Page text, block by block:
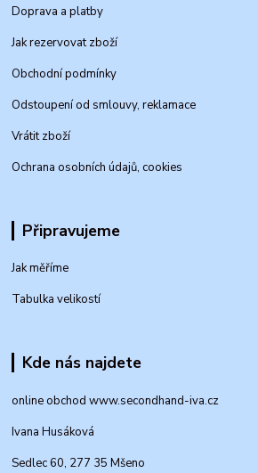
Doprava a platby
Jak rezervovat zboží
Obchodní podmínky
Odstoupení od smlouvy, reklamace
Vrátit zboží
Ochrana osobních údajů, cookies
Připravujeme
Jak měříme
Tabulka velikostí
Kde nás najdete
online obchod www.secondhand-iva.cz
Ivana Husáková
Sedlec 60, 277 35 Mšeno